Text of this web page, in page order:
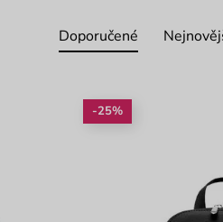
Doporučené
-25%